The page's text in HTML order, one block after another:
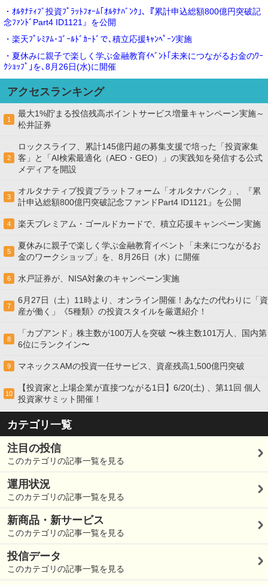
・ｵﾙﾀﾅﾃｨﾌﾞ投資ﾌﾟﾗｯﾄﾌｫｰﾑ｢ｵﾙﾀﾅﾊﾞﾝｸ｣､『累計申込総額800億円突破記
念ﾌｧﾝﾄﾞPart4 ID1121』を公開
・楽天ﾌﾟﾚﾐｱﾑ･ｺﾞｰﾙﾄﾞｶｰﾄﾞで､積立応援ｷｬﾝﾍﾟｰﾝ実施
・夏休みに親子で楽しく学ぶ金融教育ｲﾍﾞﾝﾄ｢未来につながるお金のﾜｰ
ｸｼｮｯﾌﾟ｣を､8月26日(水)に開催
アクセスランキング
1
最大1%貯まる投信残高ポイントサービス増量キャンペーン実施～
松井証券
2
ロックスライフ、累計145億円超の募集支援で培った「投資家集
客」と「AI検索最適化（AEO・GEO）」の実践知を発信する公式
メディアを開設
3
オルタナティブ投資プラットフォーム「オルタナバンク」、『累
計申込総額800億円突破記念ファンドPart4 ID1121』を公開
4 楽天プレミアム・ゴールドカードで、積立応援キャンペーン実施
5
夏休みに親子で楽しく学ぶ金融教育イベント「未来につながるお
金のワークショップ」を、8月26日（水）に開催
6 水戸証券が、NISA対象のキャンペーン実施
7
6月27日（土）11時より、オンライン開催！あなたの代わりに「資
産が働く」《5種類》の投資スタイルを厳選紹介！
8
「カブアンド」株主数が100万人を突破 〜株主数101万人、国内第
6位にランクイン〜
9 マネックスAMの投資一任サービス、資産残高1,500億円突破
10
【投資家と上場企業が直接つながる1日】6/20(土) 、第11回 個人
投資家サミット開催！
カテゴリ一覧
注目の投信
このカテゴリの記事一覧を見る
運用状況
このカテゴリの記事一覧を見る
新商品・新サービス
このカテゴリの記事一覧を見る
投信データ
このカテゴリの記事一覧を見る